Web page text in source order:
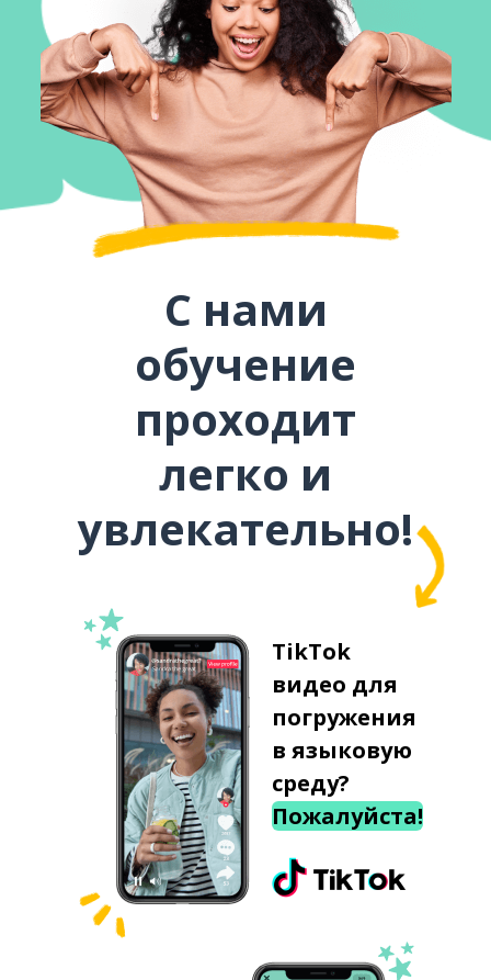
С нами
обучение
проходит
легко и
увлекательно!
TikTok
видео для
погружения
в языковую
среду?
Пожалуйста!